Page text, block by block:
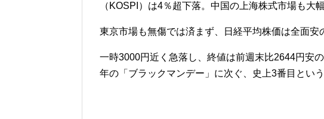
（KOSPI）は4％超下落。中国の上海株式市場も大
東京市場も無傷では済まず、日経平均株価は全面安
一時3000円近く急落し、終値は前週末比2644円安
年の「ブラックマンデー」に次ぐ、史上3番目とい